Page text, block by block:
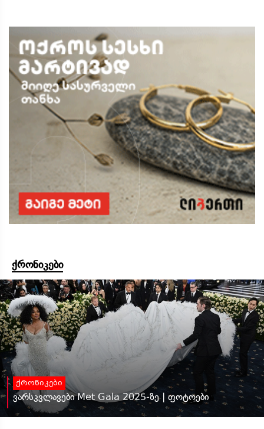
ქრონიკები
ქრონიკები
ვარსკვლავები Met Gala 2025-ზე | ფოტოები